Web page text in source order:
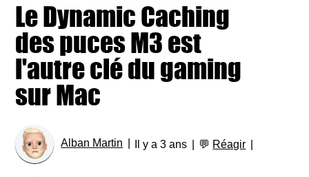
Le Dynamic Caching
des puces M3 est
l'autre clé du gaming
sur Mac
Alban Martin Il y a 3 ans 💬 Réagir